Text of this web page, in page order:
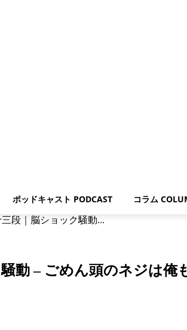
ポッドキャスト PODCAST コラム
段｜脳ショック騒動...
動 – ごめん頭のネジは俺